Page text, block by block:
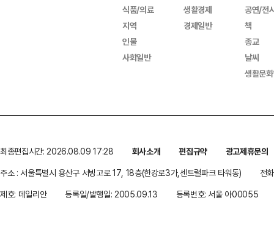
식품/의료
지역
인물
사회일반
생활경제
경제일반
공연/전
책
종교
날씨
생활문
최종편집시간: 2026.08.09 17:28 회사소개 편집규약
광고제휴문의
주소 : 서울특별시 용산구 서빙고로 17, 18층(한강로3가,센트럴파크 타워동)
전
제호: 데일리안
등록일/발행일: 2005.09.13 등록번호: 서울 아00055